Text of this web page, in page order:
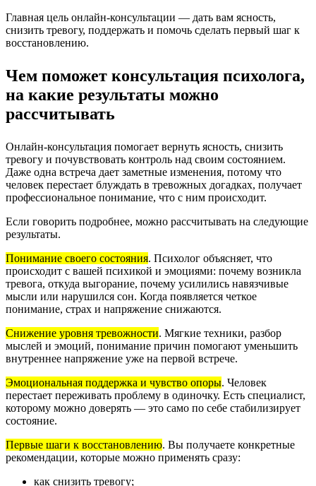
Главная цель онлайн-консультации — дать вам ясность,
снизить тревогу, поддержать и помочь сделать первый шаг к
восстановлению.
Чем поможет консультация психолога,
на какие результаты можно
рассчитывать
Онлайн-консультация помогает вернуть ясность, снизить
тревогу и почувствовать контроль над своим состоянием.
Даже одна встреча дает заметные изменения, потому что
человек перестает блуждать в тревожных догадках, получает
профессиональное понимание, что с ним происходит.
Если говорить подробнее, можно рассчитывать на следующие
результаты.
Понимание своего состояния. Психолог объясняет, что
происходит с вашей психикой и эмоциями: почему возникла
тревога, откуда выгорание, почему усилились навязчивые
мысли или нарушился сон. Когда появляется четкое
понимание, страх и напряжение снижаются.
Снижение уровня тревожности. Мягкие техники, разбор
мыслей и эмоций, понимание причин помогают уменьшить
внутреннее напряжение уже на первой встрече.
Эмоциональная поддержка и чувство опоры. Человек
перестает переживать проблему в одиночку. Есть специалист,
которому можно доверять — это само по себе стабилизирует
состояние.
Первые шаги к восстановлению. Вы получаете конкретные
рекомендации, которые можно применять сразу:
как снизить тревогу;